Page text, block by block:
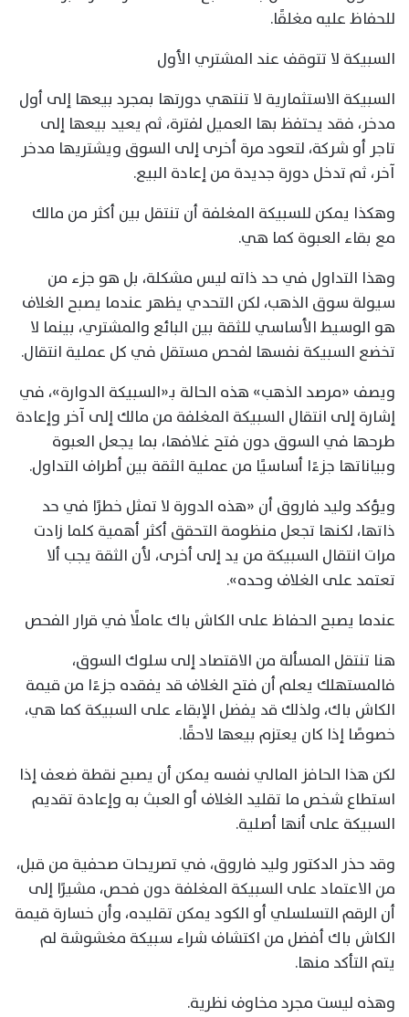
للحفاظ عليه مغلقًا.
السبيكة لا تتوقف عند المشتري الأول
السبيكة الاستثمارية لا تنتهي دورتها بمجرد بيعها إلى أول
مدخر، فقد يحتفظ بها العميل لفترة، ثم يعيد بيعها إلى
تاجر أو شركة، لتعود مرة أخرى إلى السوق ويشتريها مدخر
آخر، ثم تدخل دورة جديدة من إعادة البيع.
وهكذا يمكن للسبيكة المغلفة أن تنتقل بين أكثر من مالك
مع بقاء العبوة كما هي.
وهذا التداول في حد ذاته ليس مشكلة، بل هو جزء من
سيولة سوق الذهب، لكن التحدي يظهر عندما يصبح الغلاف
هو الوسيط الأساسي للثقة بين البائع والمشتري، بينما لا
تخضع السبيكة نفسها لفحص مستقل في كل عملية انتقال.
ويصف «مرصد الذهب» هذه الحالة بـ«السبيكة الدوارة»، في
إشارة إلى انتقال السبيكة المغلفة من مالك إلى آخر وإعادة
طرحها في السوق دون فتح غلافها، بما يجعل العبوة
وبياناتها جزءًا أساسيًا من عملية الثقة بين أطراف التداول.
ويؤكد وليد فاروق أن «هذه الدورة لا تمثل خطرًا في حد
ذاتها، لكنها تجعل منظومة التحقق أكثر أهمية كلما زادت
مرات انتقال السبيكة من يد إلى أخرى، لأن الثقة يجب ألا
تعتمد على الغلاف وحده».
عندما يصبح الحفاظ على الكاش باك عاملًا في قرار الفحص
هنا تنتقل المسألة من الاقتصاد إلى سلوك السوق،
فالمستهلك يعلم أن فتح الغلاف قد يفقده جزءًا من قيمة
الكاش باك، ولذلك قد يفضل الإبقاء على السبيكة كما هي،
خصوصًا إذا كان يعتزم بيعها لاحقًا.
لكن هذا الحافز المالي نفسه يمكن أن يصبح نقطة ضعف إذا
استطاع شخص ما تقليد الغلاف أو العبث به وإعادة تقديم
السبيكة على أنها أصلية.
وقد حذر الدكتور وليد فاروق، في تصريحات صحفية من قبل،
من الاعتماد على السبيكة المغلفة دون فحص، مشيرًا إلى
أن الرقم التسلسلي أو الكود يمكن تقليده، وأن خسارة قيمة
الكاش باك أفضل من اكتشاف شراء سبيكة مغشوشة لم
يتم التأكد منها.
وهذه ليست مجرد مخاوف نظرية.